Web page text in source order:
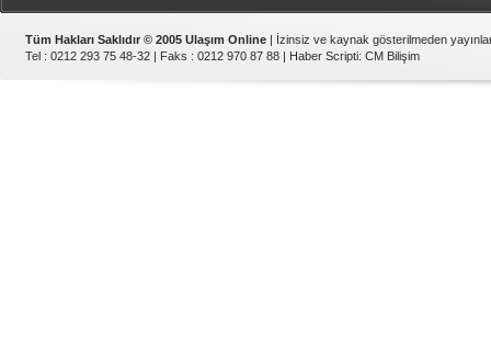
Tüm Hakları Saklıdır © 2005 Ulaşım Online | İzinsiz ve kaynak gösterilmeden
Tel : 0212 293 75 48-32 | Faks : 0212 970 87 88 | Haber Scripti: CM Bilişim